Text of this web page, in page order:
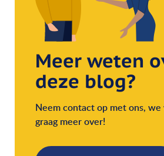
Meer weten
deze blog?
Neem contact op met ons,
graag meer over!